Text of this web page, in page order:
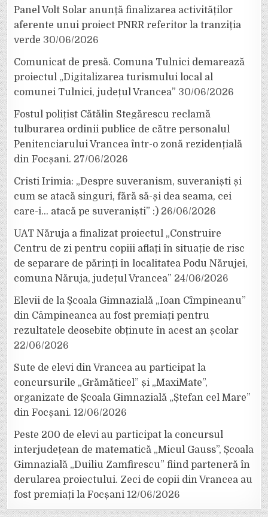
Panel Volt Solar anunță finalizarea activităților
aferente unui proiect PNRR referitor la tranziția
verde 30/06/2026
Comunicat de presă. Comuna Tulnici demarează
proiectul „Digitalizarea turismului local al
comunei Tulnici, județul Vrancea” 30/06/2026
Fostul polițist Cătălin Stegărescu reclamă
tulburarea ordinii publice de către personalul
Penitenciarului Vrancea într-o zonă rezidențială
din Focșani. 27/06/2026
Cristi Irimia: „Despre suveranism, suveraniști și
cum se atacă singuri, fără să-și dea seama, cei
care-i… atacă pe suveraniști” :) 26/06/2026
UAT Năruja a finalizat proiectul „Construire
Centru de zi pentru copiii aflați în situație de risc
de separare de părinți în localitatea Podu Nărujei,
comuna Năruja, județul Vrancea” 24/06/2026
Elevii de la Școala Gimnazială „Ioan Cîmpineanu”
din Câmpineanca au fost premiați pentru
rezultatele deosebite obținute în acest an școlar
22/06/2026
Sute de elevi din Vrancea au participat la
concursurile „Grămăticel” și „MaxiMate”,
organizate de Școala Gimnazială „Ștefan cel Mare”
din Focșani. 12/06/2026
Peste 200 de elevi au participat la concursul
interjudețean de matematică „Micul Gauss”, Școala
Gimnazială „Duiliu Zamfirescu” fiind parteneră în
derularea proiectului. Zeci de copii din Vrancea au
fost premiați la Focșani 12/06/2026